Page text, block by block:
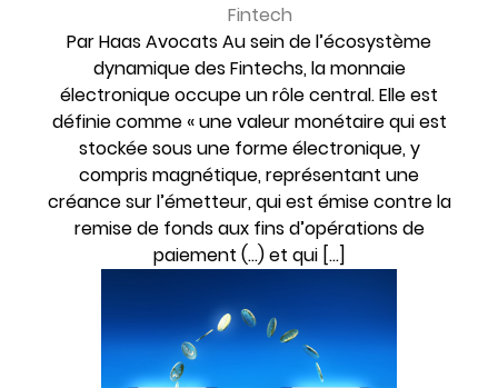
Fintech
Par Haas Avocats Au sein de l’écosystème
dynamique des Fintechs, la monnaie
électronique occupe un rôle central. Elle est
définie comme « une valeur monétaire qui est
stockée sous une forme électronique, y
compris magnétique, représentant une
créance sur l’émetteur, qui est émise contre la
remise de fonds aux fins d’opérations de
paiement (…) et qui […]